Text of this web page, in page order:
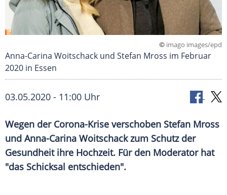
© imago images/epd
Anna-Carina Woitschack und Stefan Mross im Februar
2020 in Essen
03.05.2020 - 11:00 Uhr
Wegen der Corona-Krise verschoben Stefan Mross
und Anna-Carina Woitschack zum Schutz der
Gesundheit ihre Hochzeit. Für den Moderator hat
"das Schicksal entschieden".